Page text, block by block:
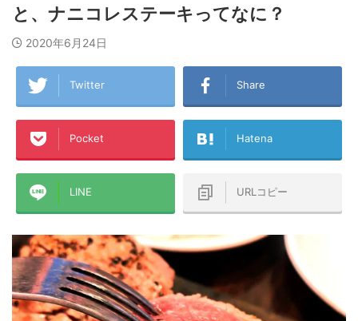
と、ナニコレステーキってなに？
2020年6月24日
Twitter Share
Pocket Hatena
LINE URLコピー